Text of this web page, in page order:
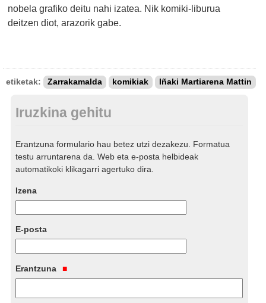
nobela grafiko deitu nahi izatea. Nik komiki-liburua
deitzen diot, arazorik gabe.
etiketak: Zarrakamalda komikiak Iñaki Martiarena Mattin
Iruzkina gehitu
Erantzuna formulario hau betez utzi dezakezu. Formatua
testu arruntarena da. Web eta e-posta helbideak
automatikoki klikagarri agertuko dira.
Izena
E-posta
Erantzuna